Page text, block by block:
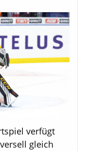
verfügt
gleich